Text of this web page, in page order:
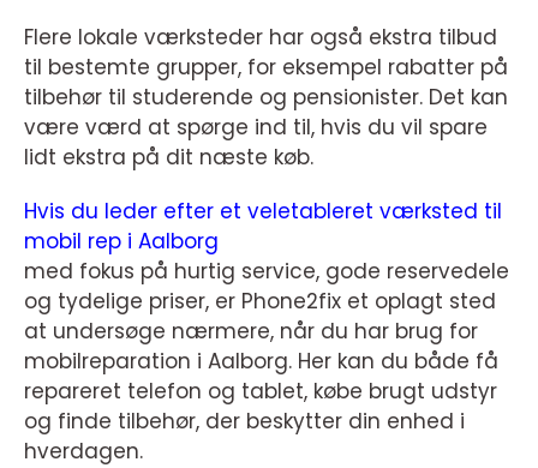
Flere lokale værksteder har også ekstra tilbud
til bestemte grupper, for eksempel rabatter på
tilbehør til studerende og pensionister. Det kan
være værd at spørge ind til, hvis du vil spare
lidt ekstra på dit næste køb.
Hvis du leder efter et veletableret værksted til
mobil rep i Aalborg
med fokus på hurtig service, gode reservedele
og tydelige priser, er Phone2fix et oplagt sted
at undersøge nærmere, når du har brug for
mobilreparation i Aalborg. Her kan du både få
repareret telefon og tablet, købe brugt udstyr
og finde tilbehør, der beskytter din enhed i
hverdagen.